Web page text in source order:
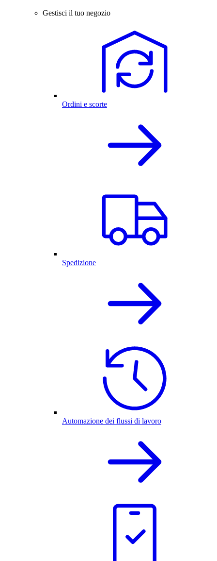
Gestisci il tuo negozio
Ordini e scorte
Spedizione
Automazione dei flussi di lavoro